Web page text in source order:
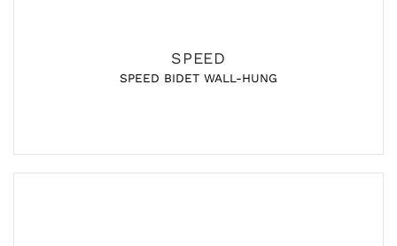
SPEED
SPEED BIDET WALL-HUNG